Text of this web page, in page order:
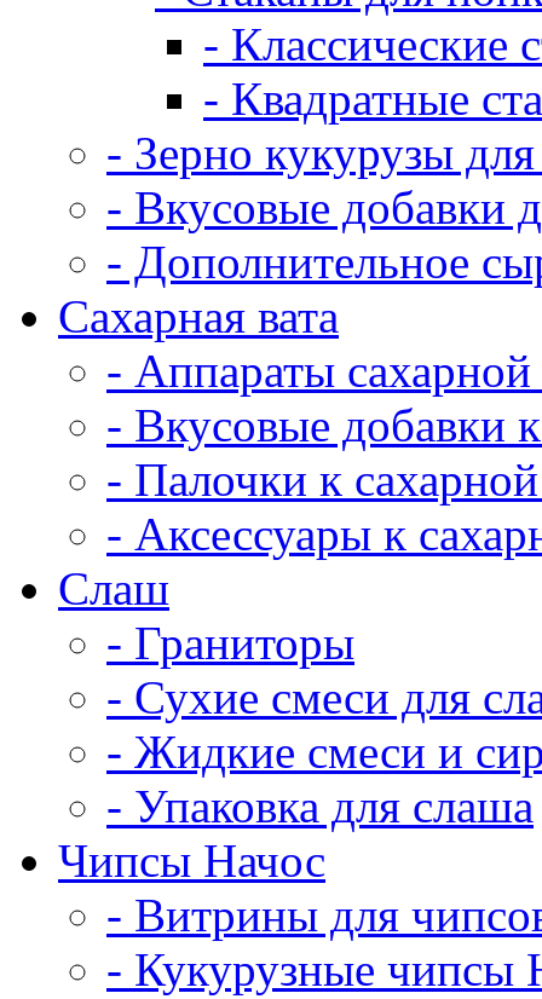
- Классические
- Квадратные
- Зерно кукурузы
- Вкусовые добавки
- Дополнительное
Сахарная вата
- Аппараты сахарной
- Вкусовые добавки
- Палочки к сахарной
- Аксессуары к
Cлаш
- Граниторы
- Сухие смеси для
- Жидкие смеси и
- Упаковка для слаша
Чипсы Начос
- Витрины для
- Кукурузные чипсы